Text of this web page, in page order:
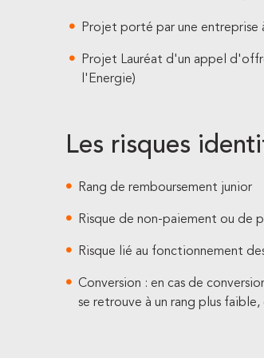
Projet porté par une entreprise
Projet Lauréat d'un appel
l'Energie)
Les risques
Rang de remboursement junior
Risque de non-paiement ou de
Risque lié au fonctionnement
Conversion : en cas de
se retrouve à un rang plus